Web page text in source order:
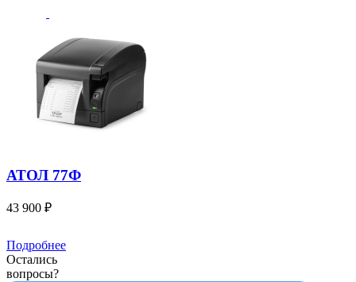
АТОЛ 77Ф
43 900 ₽
Подробнее
Остались
вопросы?